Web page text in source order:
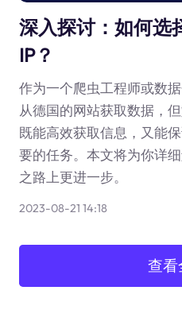
深入探讨：如何选
IP？
作为一个爬虫工程师或数
从德国的网站获取数据，
既能高效获取信息，又能
要的任务。本文将为你详
之路上更进一步。
2023-08-21 14:18
查看